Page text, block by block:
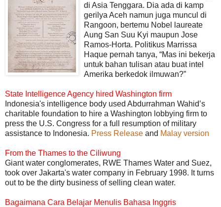
di Asia Tenggara. Dia ada di kamp
gerilya Aceh namun juga muncul di
Rangoon, bertemu Nobel laureate
Aung San Suu Kyi maupun Jose
Ramos-Horta. Politikus Marrissa
Haque pernah tanya, “Mas ini bekerja
untuk bahan tulisan atau buat intel
Amerika berkedok ilmuwan?”
State Intelligence Agency hired Washington firm
Indonesia's intelligence body used Abdurrahman Wahid’s
charitable foundation to hire a Washington lobbying firm to
press the U.S. Congress for a full resumption of military
assistance to Indonesia. Press Release and Malay version
From the Thames to the Ciliwung
Giant water conglomerates, RWE Thames Water and Suez,
took over Jakarta's water company in February 1998. It turns
out to be the dirty business of selling clean water.
Bagaimana Cara Belajar Menulis Bahasa Inggris